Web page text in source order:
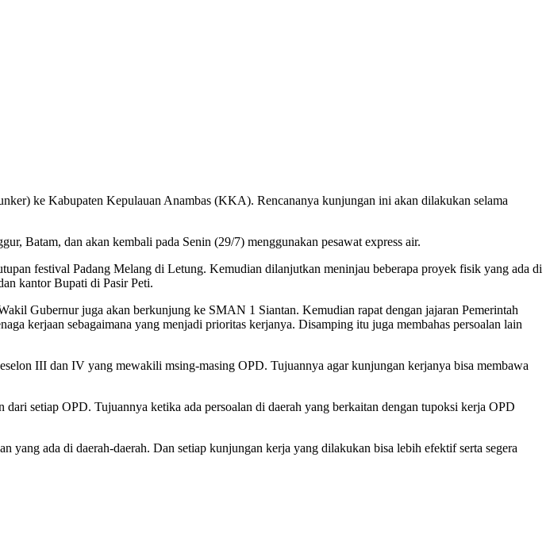
ke Kabupaten Kepulauan Anambas (KKA). Rencananya kunjungan ini akan dilakukan selama
Batam, dan akan kembali pada Senin (29/7) menggunakan pesawat express air.
festival Padang Melang di Letung. Kemudian dilanjutkan meninjau beberapa proyek fisik yang ada di
kantor Bupati di Pasir Peti.
Gubernur juga akan berkunjung ke SMAN 1 Siantan. Kemudian rapat dengan jajaran Pemerintah
kerjaan sebagaimana yang menjadi prioritas kerjanya. Disamping itu juga membahas persoalan lain
III dan IV yang mewakili msing-masing OPD. Tujuannya agar kunjungan kerjanya bisa membawa
setiap OPD. Tujuannya ketika ada persoalan di daerah yang berkaitan dengan tupoksi kerja OPD
yang ada di daerah-daerah. Dan setiap kunjungan kerja yang dilakukan bisa lebih efektif serta segera